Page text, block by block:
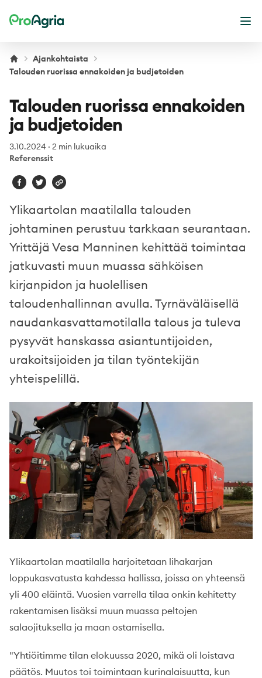
ProAgria
Ajankohtaista
Talouden ruorissa ennakoiden ja budjetoiden
Talouden ruorissa ennakoiden
ja budjetoiden
3.10.2024 · 2 min lukuaika
Referenssit
Ylikaartolan maatilalla talouden
johtaminen perustuu tarkkaan seurantaan.
Yrittäjä Vesa Manninen kehittää toimintaa
jatkuvasti muun muassa sähköisen
kirjanpidon ja huolellisen
taloudenhallinnan avulla. Tyrnäväläisellä
naudankasvattamotilalla talous ja tuleva
pysyvät hanskassa asiantuntijoiden,
urakoitsijoiden ja tilan työntekijän
yhteispelillä.
Ylikaartolan maatilalla harjoitetaan lihakarjan
loppukasvatusta kahdessa hallissa, joissa on yhteensä
yli 400 eläintä. Vuosien varrella tilaa onkin kehitetty
rakentamisen lisäksi muun muassa peltojen
salaojituksella ja maan ostamisella.
"Yhtiöitimme tilan elokuussa 2020, mikä oli loistava
päätös. Muutos toi toimintaan kurinalaisuutta, kun